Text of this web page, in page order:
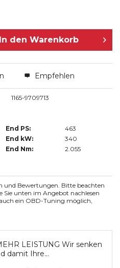
In den Warenkorb
Empfehlen
1165-9709713
End PS:
463
End kW:
340
End Nm:
2.055
und Bewertungen. Bitte beachten
Sie unten im Angebot nachlesen
ein OBD-Tuning möglich,
LEISTUNG Wir senken
damit Ihre...